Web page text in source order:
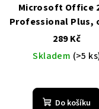
Microsoft Office
Professional Plus,
aktivace,
Multilingual
Levně,
zdarma
289 Kč
Skladem (>5
Do košíku